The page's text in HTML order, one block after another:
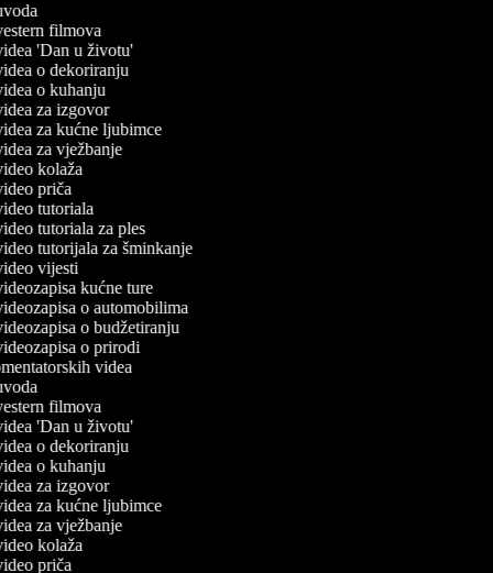
filmova
'Dan u životu'
o dekoriranju
o kuhanju
za izgovor
za kućne ljubimce
za vježbanje
kolaža
priča
tutoriala
tutoriala za ples
tutorijala za šminkanje
vijesti
kućne ture
o automobilima
o budžetiranju
o prirodi
videa
filmova
'Dan u životu'
o dekoriranju
o kuhanju
za izgovor
za kućne ljubimce
za vježbanje
kolaža
priča